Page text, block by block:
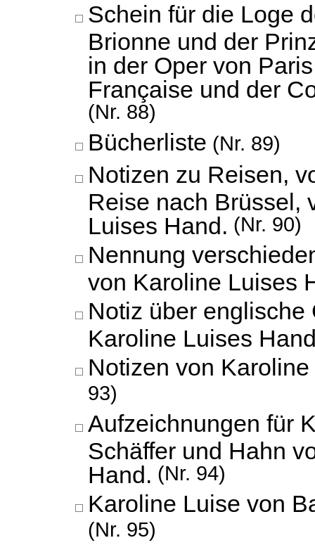
Schein für die Loge
Brionne und der
in der Oper von
Française und der
(Nr. 88)
Bücherliste (Nr. 89)
Notizen zu Reisen,
Reise nach Brüssel,
Luises Hand.
(Nr. 90)
Nennung
von Karoline Luises
Notiz über englische
Karoline Luises
Notizen von
93)
Aufzeichnungen für
Schäffer und Hahn
Hand.
(Nr. 94)
Karoline Luise von
(Nr. 95)